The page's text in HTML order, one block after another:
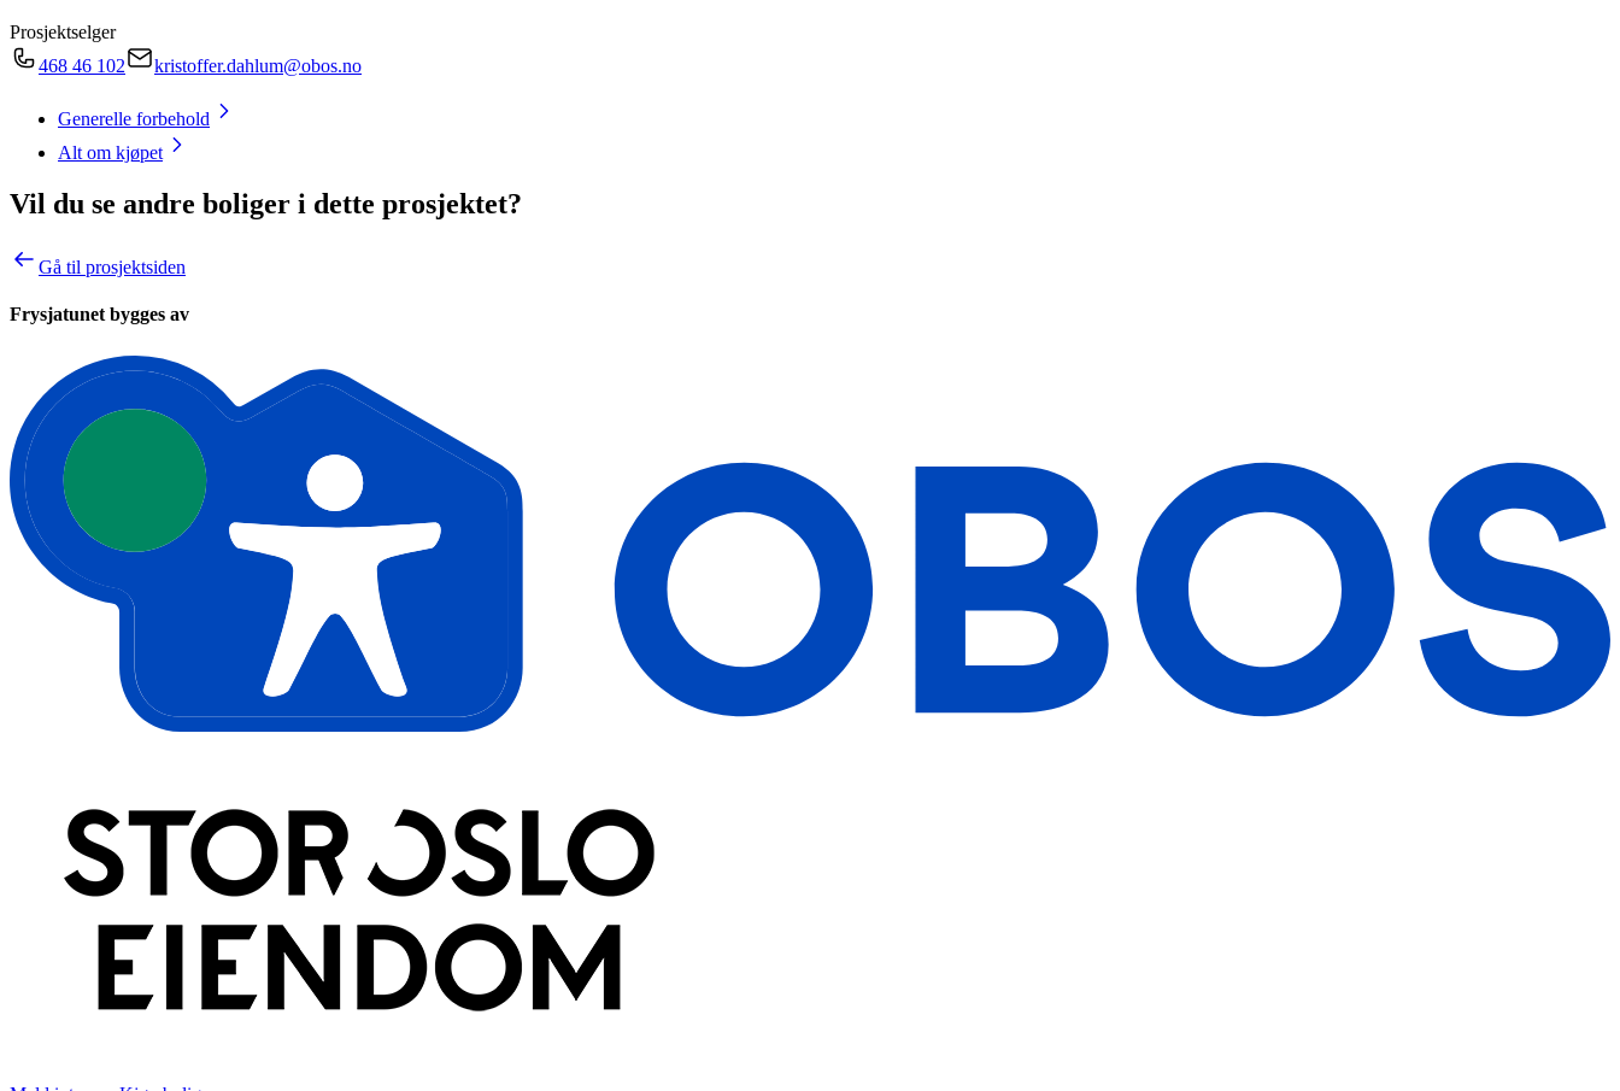
Prosjektselger
468 46 102
kristoffer.dahlum@obos.no
Generelle forbehold
Alt om kjøpet
Vil du se andre boliger i dette prosjektet?
Gå til prosjektsiden
Frysjatunet bygges av